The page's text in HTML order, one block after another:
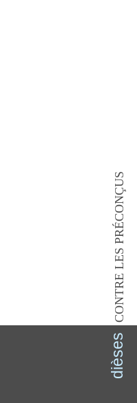
dièses
CONTRE LES PRÉCONÇUS
dièses